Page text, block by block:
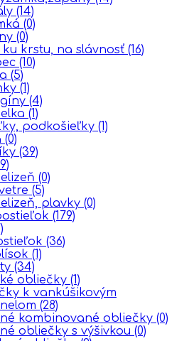
(14)
(0)
(0)
krstu, na slávnosť (16)
(10)
(5)
(1)
(4)
(1)
podkošieľky (1)
(0)
(39)
(0)
(5)
plavky (0)
(179)
(36)
(1)
(34)
obliečky (1)
k vankúšikovým
(28)
kombinované obliečky (0)
obliečky s výšivkou (0)